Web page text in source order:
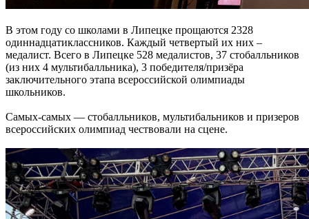
В этом году со школами в Липецке прощаются 2328
одиннадцатиклассников. Каждый четвертый их них –
медалист. Всего в Липецке 528 медалистов, 37 стобалльников
(из них 4 мультибалльника), 3 победителя/призёра
заключительного этапа всероссийской олимпиады
школьников.
Самых-самых — стобалльников, мультибальников и призеров
всероссийских олимпиад чествовали на сцене.